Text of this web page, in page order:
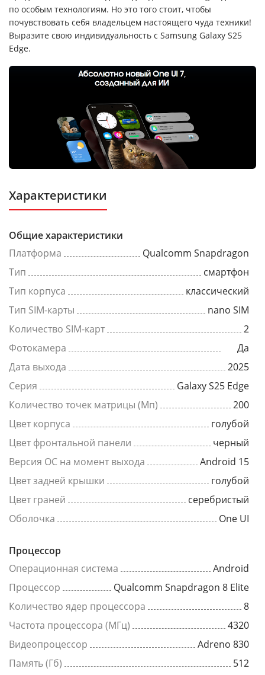
по особым технологиям. Но это того стоит, чтобы
почувствовать себя владельцем настоящего чуда техники!
Выразите свою индивидуальность с Samsung Galaxy S25
Edge.
Характеристики
Общие характеристики
Платформа
Qualcomm Snapdragon
Тип
смартфон
Тип корпуса
классический
Тип SIM-карты
nano SIM
Количество SIM-карт
2
Фотокамера
Да
Дата выхода
2025
Серия
Galaxy S25 Edge
Количество точек матрицы (Мп)
200
Цвет корпуса
голубой
Цвет фронтальной панели
черный
Версия ОС на момент выхода
Android 15
Цвет задней крышки
голубой
Цвет граней
серебристый
Оболочка
One UI
Процессор
Операционная система
Android
Процессор
Qualcomm Snapdragon 8 Elite
Количество ядер процессора
8
Частота процессора (МГц)
4320
Видеопроцессор
Adreno 830
Память (Гб)
512